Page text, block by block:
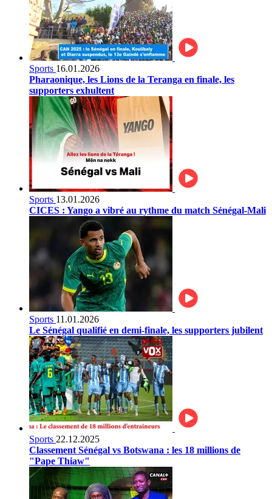
Sports 16.01.2026
Pharaonique, les Lions de la Teranga en finale, les
supporters exhultent
Sports 13.01.2026
CICES : Yango a vibré au rythme du match Sénégal-Mali
Sports 11.01.2026
Le Sénégal qualifié en demi-finale, les supporters jubilent
Sports 22.12.2025
Classement Sénégal vs Botswana : les 18 millions de
"Pape Thiaw"